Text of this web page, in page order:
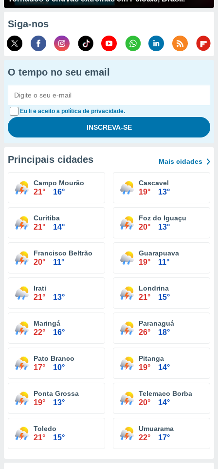
Siga-nos
O tempo no seu email
Eu li e aceito a política de privacidade.
Principais cidades Mais cidades
Campo Mourão
21° 16°
Cascavel
19° 13°
Curitiba
21° 14°
Foz do Iguaçu
20° 13°
Francisco Beltrão
20° 11°
Guarapuava
19° 11°
Irati
21° 13°
Londrina
21° 15°
Maringá
22° 16°
Paranaguá
26° 18°
Pato Branco
17° 10°
Pitanga
19° 14°
Ponta Grossa
19° 13°
Telemaco Borba
20° 14°
Toledo
21° 15°
Umuarama
22° 17°